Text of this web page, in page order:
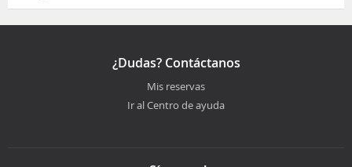
¿Dudas? Contáctanos
Mis reservas
Ir al Centro de ayuda